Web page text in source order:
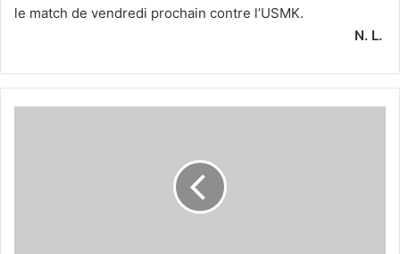
le match de vendredi prochain contre l’USMK.
N. L.